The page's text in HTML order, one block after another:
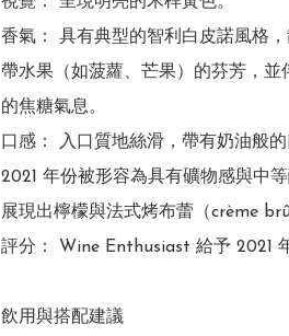
香氣： 具有典型的智利白皮諾風格
帶水果（如菠蘿、芒果）的芬芳，並
的焦糖氣息。
口感： 入口質地絲滑，帶有奶油般的
2021 年份被形容為具有礦物感與中
展現出檸檬與法式烤布蕾（crème
評分： Wine Enthusiast 給予 2021
飲用與搭配建議